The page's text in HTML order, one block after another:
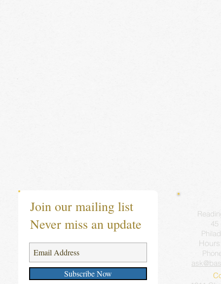
Join our mailing list
Never miss an update
Subscribe Now
45